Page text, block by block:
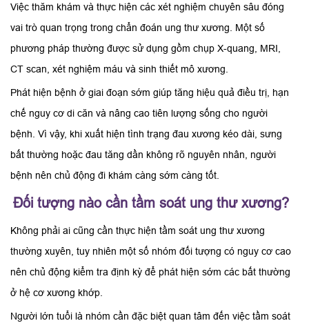
Việc thăm khám và thực hiện các xét nghiệm chuyên sâu đóng
vai trò quan trọng trong chẩn đoán ung thư xương. Một số
phương pháp thường được sử dụng gồm chụp X-quang, MRI,
CT scan, xét nghiệm máu và sinh thiết mô xương.
Phát hiện bệnh ở giai đoạn sớm giúp tăng hiệu quả điều trị, hạn
chế nguy cơ di căn và nâng cao tiên lượng sống cho người
bệnh. Vì vậy, khi xuất hiện tình trạng đau xương kéo dài, sưng
bất thường hoặc đau tăng dần không rõ nguyên nhân, người
bệnh nên chủ động đi khám càng sớm càng tốt.
Đối tượng nào cần tầm soát ung thư xương?
Không phải ai cũng cần thực hiện tầm soát ung thư xương
thường xuyên, tuy nhiên một số nhóm đối tượng có nguy cơ cao
nên chủ động kiểm tra định kỳ để phát hiện sớm các bất thường
ở hệ cơ xương khớp.
Người lớn tuổi là nhóm cần đặc biệt quan tâm đến việc tầm soát